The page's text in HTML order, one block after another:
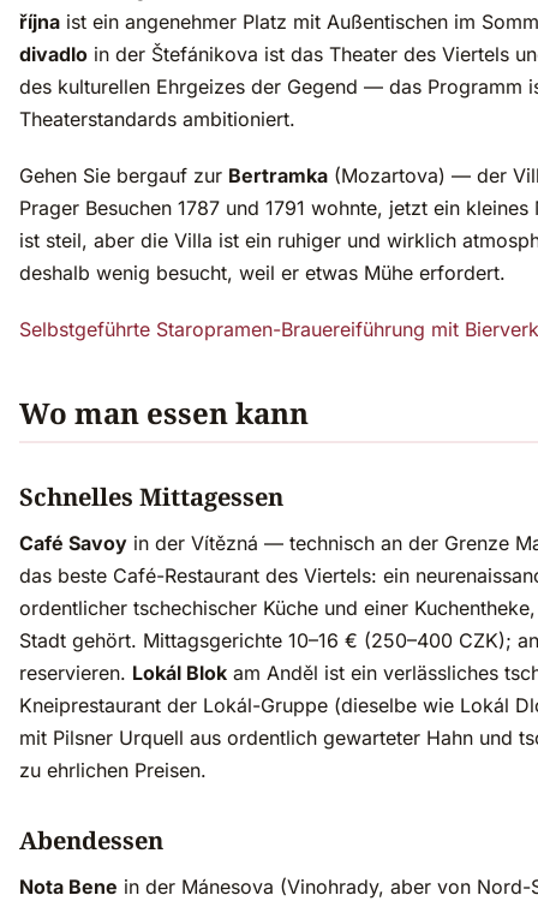
října ist ein angenehmer Platz mit Außentischen im
divadlo in der Štefánikova ist das Theater des Viertels
des kulturellen Ehrgeizes der Gegend — das Programm
Theaterstandards ambitioniert.
Gehen Sie bergauf zur Bertramka (Mozartova) — der
Prager Besuchen 1787 und 1791 wohnte, jetzt ein
ist steil, aber die Villa ist ein ruhiger und wirklich
deshalb wenig besucht, weil er etwas Mühe erfordert.
Selbstgeführte Staropramen-Brauereiführung mit
Wo man essen kann
Schnelles Mittagessen
Café Savoy in der Vítězná — technisch an der Grenze
das beste Café-Restaurant des Viertels: ein
ordentlicher tschechischer Küche und einer
Stadt gehört. Mittagsgerichte 10–16 € (250–400 CZK);
reservieren. Lokál Blok am Anděl ist ein verlässliches
Kneiprestaurant der Lokál-Gruppe (dieselbe wie Lokál
mit Pilsner Urquell aus ordentlich gewarteter Hahn und
zu ehrlichen Preisen.
Abendessen
Nota Bene in der Mánesova (Vinohrady, aber von Nord-